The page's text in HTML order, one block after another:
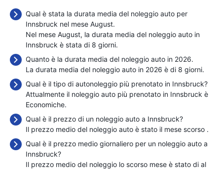
Qual è stata la durata media del noleggio auto per
Innsbruck nel mese August.
Nel mese August, la durata media del noleggio auto in
Innsbruck è stata di 8 giorni.
Quanto è la durata media del noleggio auto in 2026.
La durata media del noleggio auto in 2026 è di 8 giorni.
Qual è il tipo di autonoleggio più prenotato in Innsbruck?
Attualmente il noleggio auto più prenotato in Innsbruck è
Economiche.
Qual è il prezzo di un noleggio auto a Innsbruck?
Il prezzo medio del noleggio auto è stato il mese scorso .
Qual è il prezzo medio giornaliero per un noleggio auto a
Innsbruck?
Il prezzo medio del noleggio lo scorso mese è stato di al